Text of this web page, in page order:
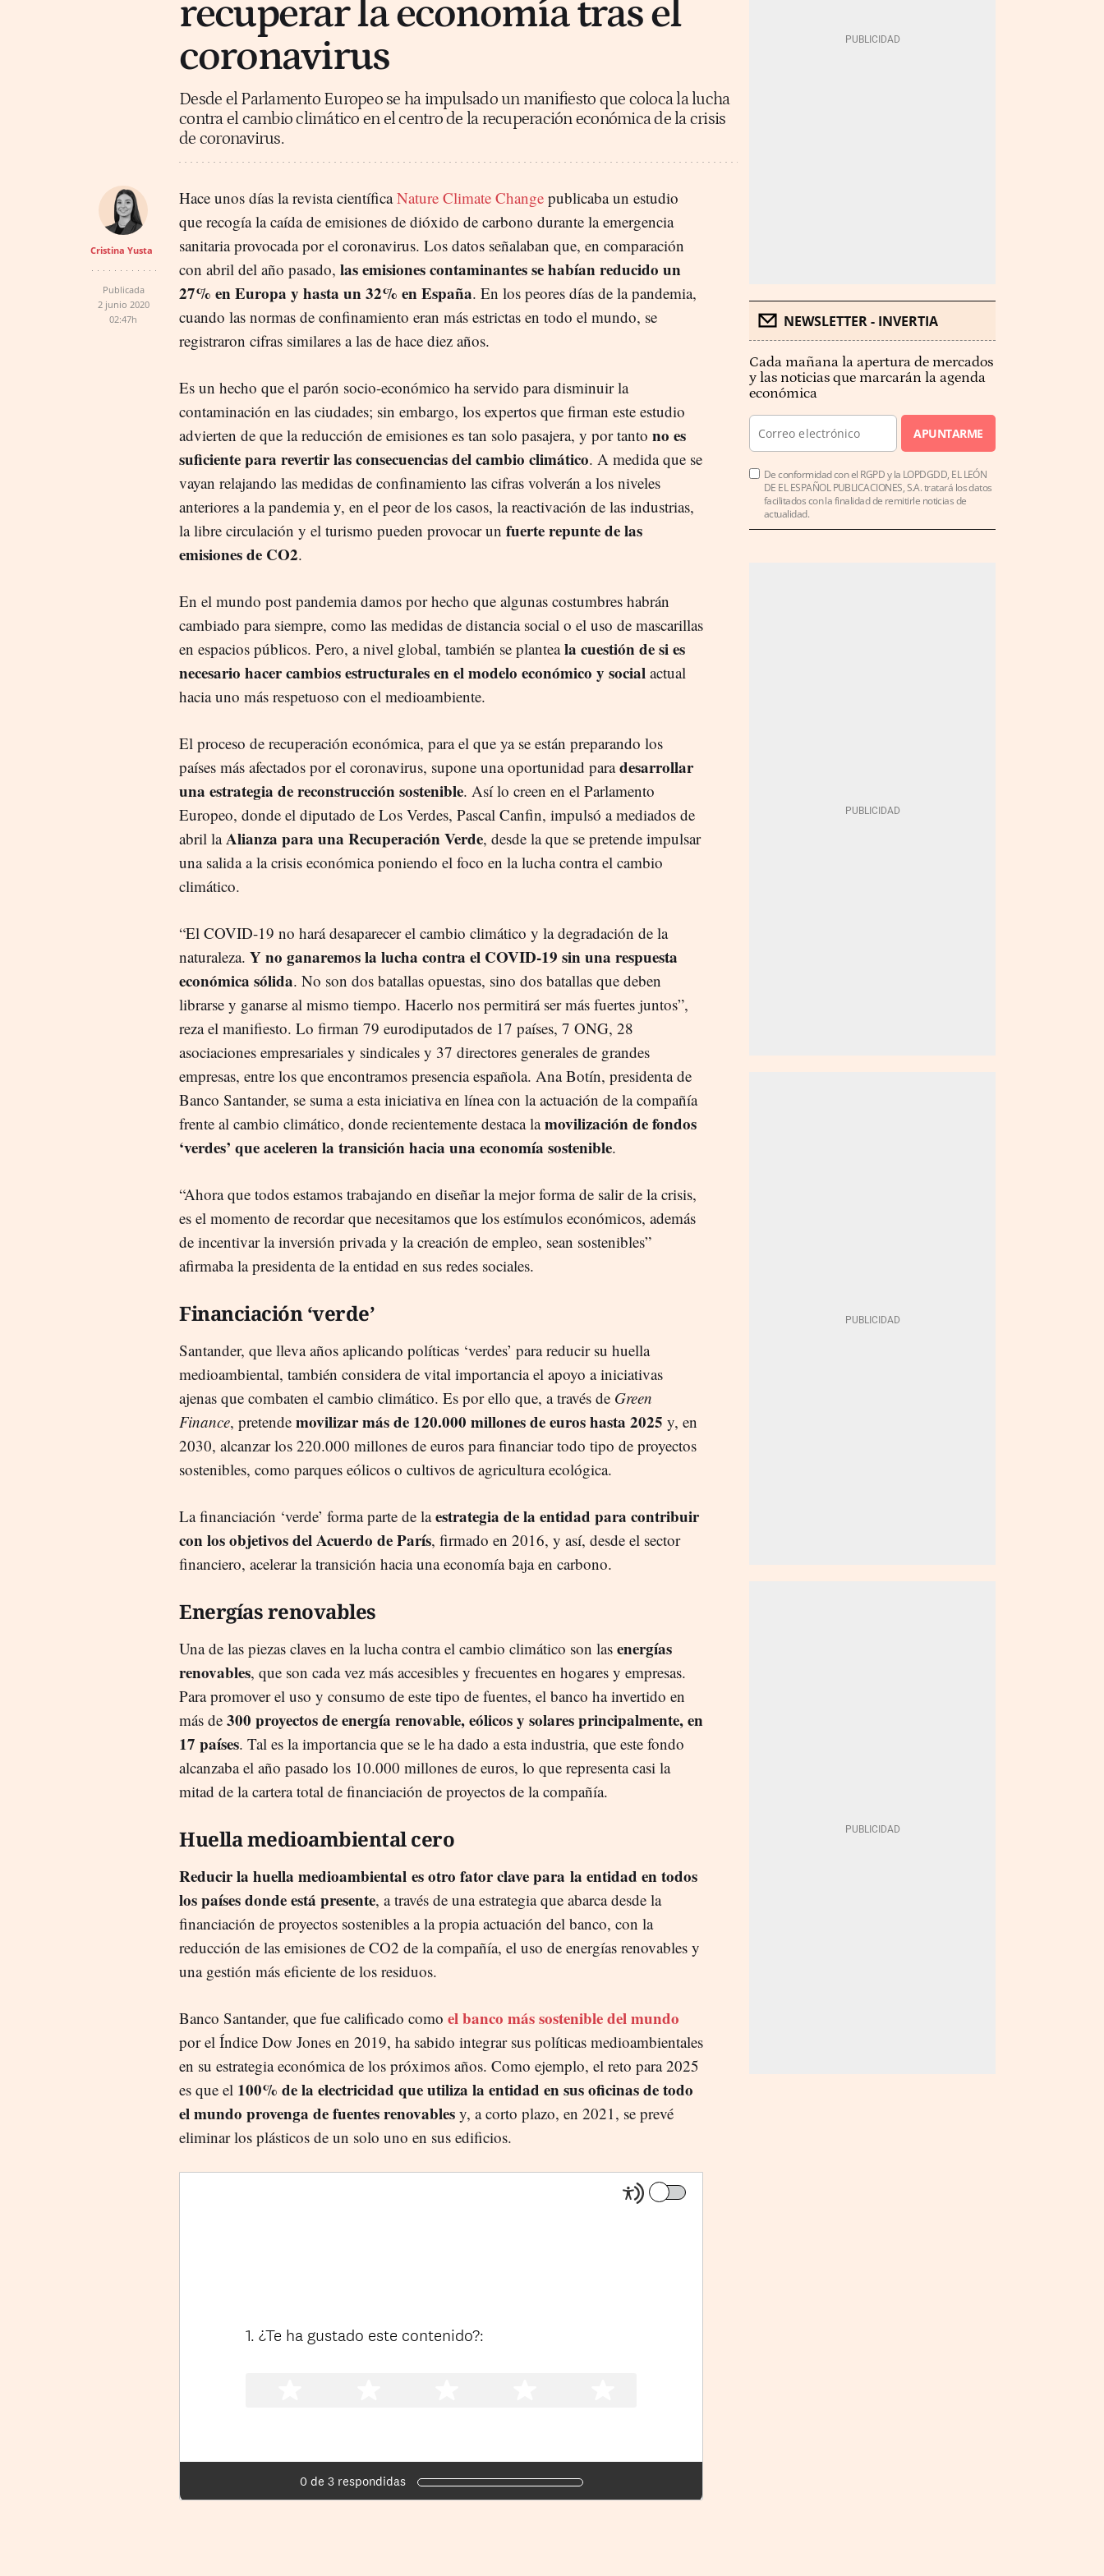
recuperar la economía tras el
coronavirus
Desde el Parlamento Europeo se ha impulsado un manifiesto que coloca la lucha
contra el cambio climático en el centro de la recuperación económica de la crisis
de coronavirus.
Cristina Yusta
Publicada
2 junio 2020
02:47h
Hace unos días la revista científicaNature Climate Change publicaba un estudio
que recogía la caída de emisiones de dióxido de carbono durante la emergencia
sanitaria provocada por el coronavirus. Los datos señalaban que, en comparación
con abril del año pasado, las emisiones contaminantes se habían reducido un
27% en Europa y hasta un 32% en España. En los peores días de la pandemia,
cuando las normas de confinamiento eran más estrictas en todo el mundo, se
registraron cifras similares a las de hace diez años.
Es un hecho que el parón socio-económico ha servido para disminuir la
contaminación en las ciudades; sin embargo, los expertos que firman este estudio
advierten de que la reducción de emisiones es tan solo pasajera, y por tanto no es
suficiente para revertir las consecuencias del cambio climático. A medida que se
vayan relajando las medidas de confinamiento las cifras volverán a los niveles
anteriores a la pandemia y, en el peor de los casos, la reactivación de las industrias,
la libre circulación y el turismo pueden provocar un fuerte repunte de las
emisiones de CO2.
En el mundo post pandemia damos por hecho que algunas costumbres habrán
cambiado para siempre, como las medidas de distancia social o el uso de mascarillas
en espacios públicos. Pero, a nivel global, también se planteala cuestión de si es
necesario hacer cambios estructurales en el modelo económico y social actual
hacia uno más respetuoso con el medioambiente.
El proceso de recuperación económica, para el que ya se están preparando los
países más afectados por el coronavirus, supone una oportunidad paradesarrollar
una estrategia de reconstrucción sostenible. Así lo creen en el Parlamento
Europeo, donde el diputado de Los Verdes, Pascal Canfin, impulsó a mediados de
abril laAlianza para una Recuperación Verde, desde la que se pretende impulsar
una salida a la crisis económica poniendo el foco en la lucha contra el cambio
climático.
“El COVID-19 no hará desaparecer el cambio climático y la degradación de la
naturaleza. Y no ganaremos la lucha contra el COVID-19 sin una respuesta
económica sólida. No son dos batallas opuestas, sino dos batallas que deben
librarse y ganarse al mismo tiempo. Hacerlo nos permitirá ser más fuertes juntos”,
reza el manifiesto. Lo firman 79 eurodiputados de 17 países, 7 ONG, 28
asociaciones empresariales y sindicales y 37 directores generales de grandes
empresas, entre los que encontramos presencia española. Ana Botín, presidenta de
Banco Santander, se suma a esta iniciativa en línea con la actuación de la compañía
frente al cambio climático, donde recientemente destaca lamovilización de fondos
‘verdes’ que aceleren la transición hacia una economía sostenible.
“Ahora que todos estamos trabajando en diseñar la mejor forma de salir de la crisis,
es el momento de recordar que necesitamos que los estímulos económicos, además
de incentivar la inversión privada y la creación de empleo, sean sostenibles”
afirmaba la presidenta de la entidad en sus redes sociales.
Financiación ‘verde’
Santander, que lleva años aplicando políticas ‘verdes’ para reducir su huella
medioambiental, también considera de vital importancia el apoyo a iniciativas
ajenas que combaten el cambio climático. Es por ello que, a través de Green
Finance, pretende movilizar más de 120.000 millones de euros hasta 2025 y, en
2030, alcanzar los 220.000 millones de euros para financiar todo tipo de proyectos
sostenibles, como parques eólicos o cultivos de agricultura ecológica.
La financiación ‘verde’ forma parte de laestrategia de la entidad para contribuir
con los objetivos del Acuerdo de París, firmado en 2016, y así, desde el sector
financiero, acelerar la transición hacia una economía baja en carbono.
Energías renovables
Una de las piezas claves en la lucha contra el cambio climático son las energías
renovables, que son cada vez más accesibles y frecuentes en hogares y empresas.
Para promover el uso y consumo de este tipo de fuentes, el banco ha invertido en
más de 300 proyectos de energía renovable, eólicos y solares principalmente, en
17 países. Tal es la importancia que se le ha dado a esta industria, que este fondo
alcanzaba el año pasado los 10.000 millones de euros, lo que representa casi la
mitad de la cartera total de financiación de proyectos de la compañía.
Huella medioambiental cero
Reducir la huella medioambiental es otro fator clave para la entidad en todos
los países donde está presente, a través de una estrategia que abarca desde la
financiación de proyectos sostenibles a la propia actuación del banco, con la
reducción de las emisiones de CO2 de la compañía, el uso de energías renovables y
una gestión más eficiente de los residuos.
Banco Santander, que fue calificado como el banco más sostenible del mundo
por el Índice Dow Jones en 2019, ha sabido integrar sus políticas medioambientales
en su estrategia económica de los próximos años. Como ejemplo, el reto para 2025
es que el 100% de la electricidad que utiliza la entidad en sus oficinas de todo
el mundo provenga de fuentes renovables y, a corto plazo, en 2021, se prevé
eliminar los plásticos de un solo uno en sus edificios.
NEWSLETTER - INVERTIA
Cada mañana la apertura de mercados
y las noticias que marcarán la agenda
económica
APUNTARME
De conformidad con el RGPD y la LOPDGDD, EL LEÓN
DE EL ESPAÑOL PUBLICACIONES, S.A. tratará los datos
facilitados con la finalidad de remitirle noticias de
actualidad.